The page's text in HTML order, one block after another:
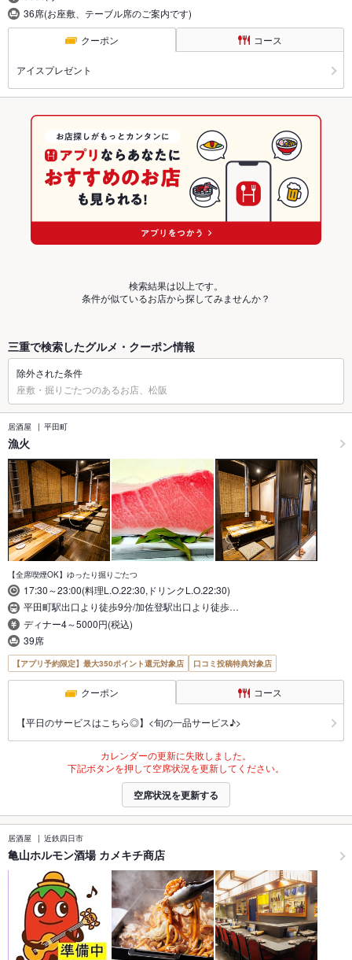
36席(お座敷、テーブル席のご案内です)
クーポン コース
アイスプレゼント
検索結果は以上です。
条件が似ているお店から探してみませんか？
三重で検索したグルメ・クーポン情報
除外された条件
座敷・掘りごたつのあるお店、松阪
居酒屋 平田町
漁火
【全席喫煙OK】ゆったり掘りごたつ
17:30～23:00(料理L.O.22:30,ドリンクL.O.22:30)
平田町駅出口より徒歩9分/加佐登駅出口より徒歩…
ディナー4～5000円(税込)
39席
【アプリ予約限定】最大350ポイント還元対象店 口コミ投稿特典対象店
クーポン コース
【平日のサービスはこちら◎】<旬の一品サービス♪>
カレンダーの更新に失敗しました。
下記ボタンを押して空席状況を更新してください。
空席状況を更新する
居酒屋 近鉄四日市
亀山ホルモン酒場 カメキチ商店